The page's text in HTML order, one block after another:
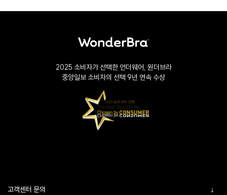
2025 소비자가 선택한 언더웨어, 원더브라
중앙일보 소비자의 선택 9년 연속 수상
고객센터 문의